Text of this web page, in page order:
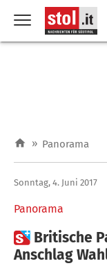
» Panorama
Panorama
Sonntag, 4. Juni 2017
 Britische
Anschlag